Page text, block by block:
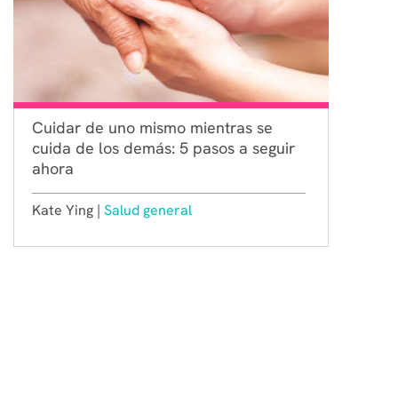
Cuidar de uno mismo mientras se
cuida de los demás: 5 pasos a seguir
ahora
Kate Ying | Salud general